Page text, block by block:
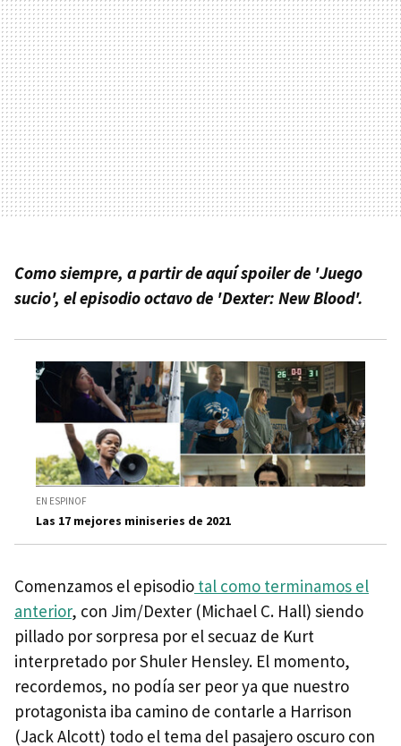
Como siempre, a partir de aquí spoiler de 'Juego
sucio', el episodio octavo de 'Dexter: New Blood'.
EN ESPINOF
Las 17 mejores miniseries de 2021
Comenzamos el episodio tal como terminamos el
anterior, con Jim/Dexter (Michael C. Hall) siendo
pillado por sorpresa por el secuaz de Kurt
interpretado por Shuler Hensley. El momento,
recordemos, no podía ser peor ya que nuestro
protagonista iba camino de contarle a Harrison
(Jack Alcott) todo el tema del pasajero oscuro con